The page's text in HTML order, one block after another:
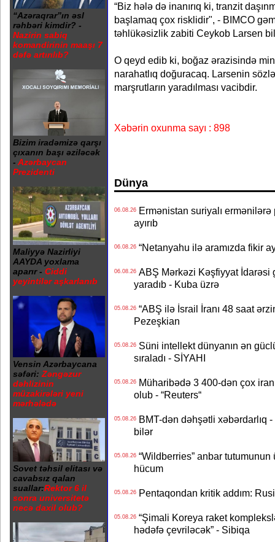
“Azəraqrar”ın əsl
rəhbəri kimdir? -
Nazirin sabiq
komandirinin maaşı 7
dəfə artırılıb?
Bizim iradəmizə qarşı
çıxanın başı əziləcək
- Azərbaycan
Prezidenti
Maliyyə Nazirliyi
AAYDA yoxlama
aparır - Ciddi
yeyintilər aşkarlanıb
Vensin Azərbaycana
səfəri: Zəngəzur
dəhlizinin
müzakirələri yeni
mərhələdə
Sovet təhsil elitası və
cavabsız qalan
suallar:Rektor 6 il
sonra universitetə
necə daxil olub?
“Biz hələ də inanırıq ki, tranzit
başlamaq çox risklidir", - BIMCO
təhlükəsizlik zabiti Ceykob Larsen
O qeyd edib ki, boğaz ərazisində
narahatlıq doğuracaq. Larsenin
marşrutların yaradılması vacibdir.
Xəbərin oxunma sayı : 898
Dünya
06.08.26Ermənistan suriyalı ermənilərə
ayırıb
06.08.26“Netanyahu ilə aramızda fikir
06.08.26ABŞ Mərkəzi Kəşfiyyat İdarəsi
yaradıb - Kuba üzrə
05.08.26“ABŞ ilə İsrail İranı 48 saat
Pezeşkian
05.08.26Süni intellekt dünyanın ən
sıraladı - SİYAHI
05.08.26Müharibədə 3 400-dən çox
olub - “Reuters“
05.08.26BMT-dən dəhşətli xəbərdarlıq
bilər
05.08.26“Wildberries” anbar tutumunun
hücum
05.08.26Pentaqondan kritik addım:
05.08.26“Şimali Koreya raket
hədəfə çevriləcək” - Sibiqa